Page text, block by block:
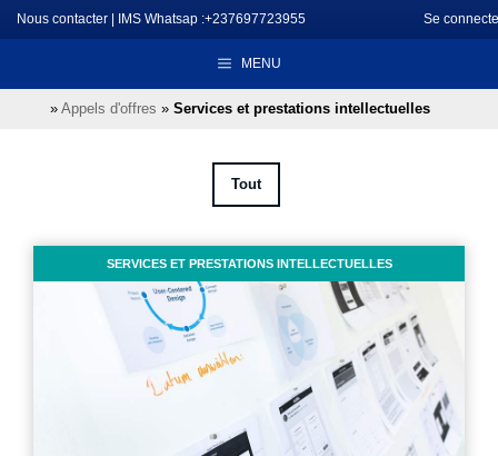
Aller
au
Nous contacter IMS Whatsap :+237697723955 Se
MENU
» Appels d'offres » Services et prestations intellectuelles
Tout
SERVICES ET PRESTATIONS INTELLECTUELLES